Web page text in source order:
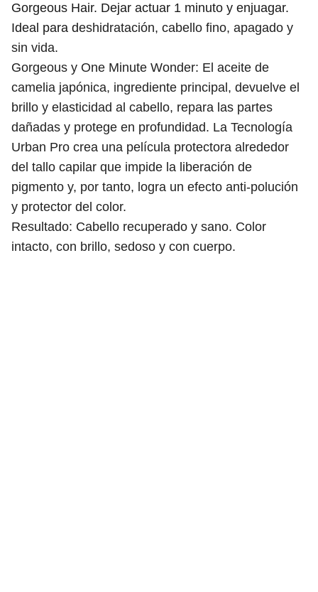
Gorgeous Hair. Dejar actuar 1 minuto y enjuagar.
Ideal para deshidratación, cabello fino, apagado y
sin vida.
Gorgeous y One Minute Wonder: El aceite de
camelia japónica, ingrediente principal, devuelve el
brillo y elasticidad al cabello, repara las partes
dañadas y protege en profundidad. La Tecnología
Urban Pro crea una película protectora alrededor
del tallo capilar que impide la liberación de
pigmento y, por tanto, logra un efecto anti-polución
y protector del color.
Resultado: Cabello recuperado y sano. Color
intacto, con brillo, sedoso y con cuerpo.